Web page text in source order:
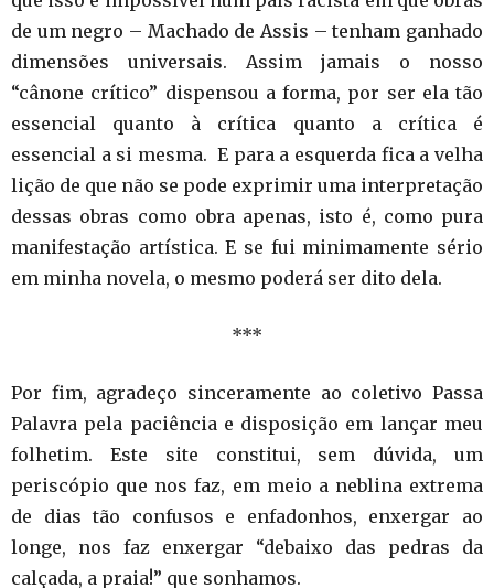
de um negro – Machado de Assis – tenham ganhado
dimensões universais. Assim jamais o nosso
“cânone crítico” dispensou a forma, por ser ela tão
essencial quanto à crítica quanto a crítica é
essencial a si mesma. E para a esquerda fica a velha
lição de que não se pode exprimir uma interpretação
dessas obras como obra apenas, isto é, como pura
manifestação artística. E se fui minimamente sério
em minha novela, o mesmo poderá ser dito dela.
***
Por fim, agradeço sinceramente ao coletivo Passa
Palavra pela paciência e disposição em lançar meu
folhetim. Este site constitui, sem dúvida, um
periscópio que nos faz, em meio a neblina extrema
de dias tão confusos e enfadonhos, enxergar ao
longe, nos faz enxergar “debaixo das pedras da
calçada, a praia!” que sonhamos.